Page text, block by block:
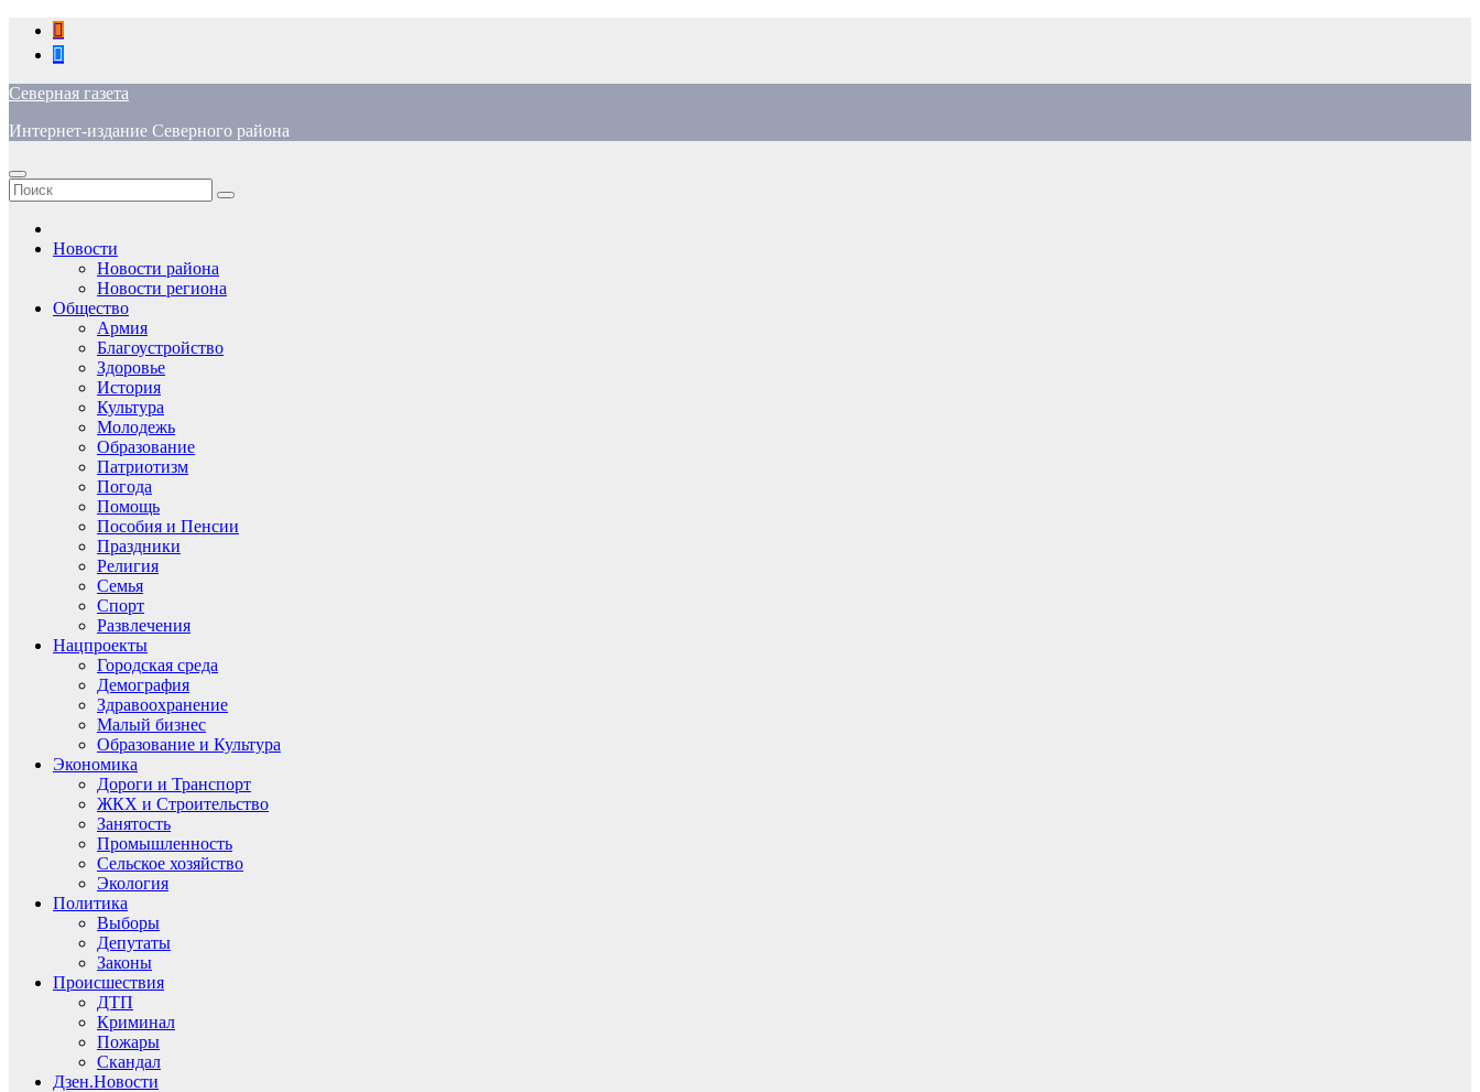
Перейти
содержимому
Северная газета
Интернет-издание Северного района
Новости
Новости района
Новости региона
Общество
Армия
Благоустройство
Здоровье
История
Культура
Молодежь
Образование
Патриотизм
Погода
Помощь
Пособия и Пенсии
Праздники
Религия
Семья
Спорт
Развлечения
Нацпроекты
Городская среда
Демография
Здравоохранение
Малый бизнес
Образование и Культура
Экономика
Дороги и Транспорт
ЖКХ и Строительство
Занятость
Промышленность
Сельское хозяйство
Экология
Политика
Выборы
Депутаты
Законы
Происшествия
ДТП
Криминал
Пожары
Скандал
Дзен.Новости